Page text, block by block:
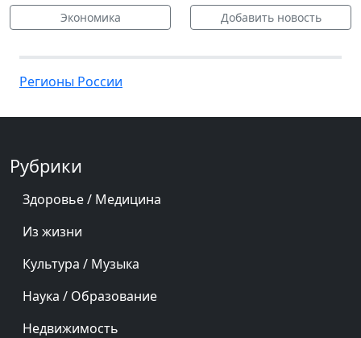
Экономика Добавить новость
Регионы России
Рубрики
Здоровье / Медицина
Из жизни
Культура / Музыка
Наука / Образование
Недвижимость